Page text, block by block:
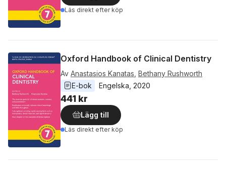
Läs direkt efter köp
Oxford Handbook of Clinical Dentistry
Av Anastasios Kanatas Bethany Rushworth
E-bok
Engelska 2020
441 kr
Lägg till
Läs direkt efter köp